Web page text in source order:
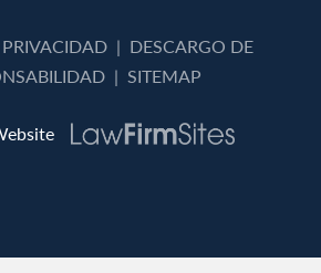
| DESCARGO DE
| SITEMAP